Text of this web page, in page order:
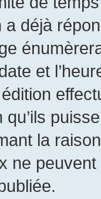
a déjà
et
édition
la
ne